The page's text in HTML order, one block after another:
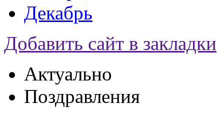
Декабрь
Добавить сайт в закладки
Актуально
Поздравления